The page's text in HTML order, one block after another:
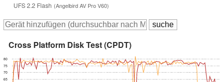
UFS 2.2 Flash (Angelbird AV Pro V60)
Cross Platform Disk Test (CPDT)
65
70
75
80